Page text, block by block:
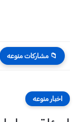
📁 مشاركات منوعه
اخبار منوعه